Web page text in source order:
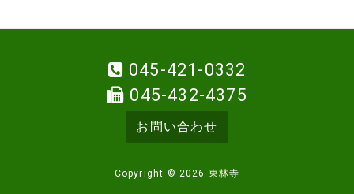
045-421-0332
045-432-4375
お問い合わせ
Copyright © 2026 東林寺